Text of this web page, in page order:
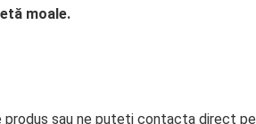
moale.
produs sau ne puteți contacta direct pe